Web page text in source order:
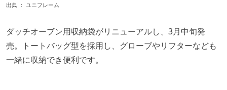
出典 ： ユニフレーム
ダッチオーブン用収納袋がリニューアルし、3月中旬発
売。トートバッグ型を採用し、グローブやリフターなども
一緒に収納でき便利です。